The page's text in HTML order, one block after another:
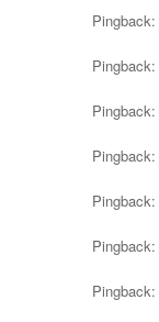
Pingback:
Pingback:
Pingback:
Pingback:
Pingback:
Pingback:
Pingback: